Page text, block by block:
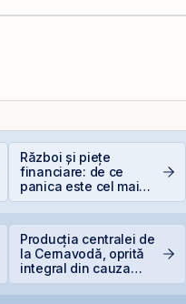
Război și piețe
financiare: de ce
panica este cel mai
scump sfat
Producția centralei de
la Cernavodă, oprită
integral din cauza